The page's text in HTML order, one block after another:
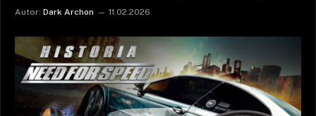
Autor: Dark Archon 11.02.2026